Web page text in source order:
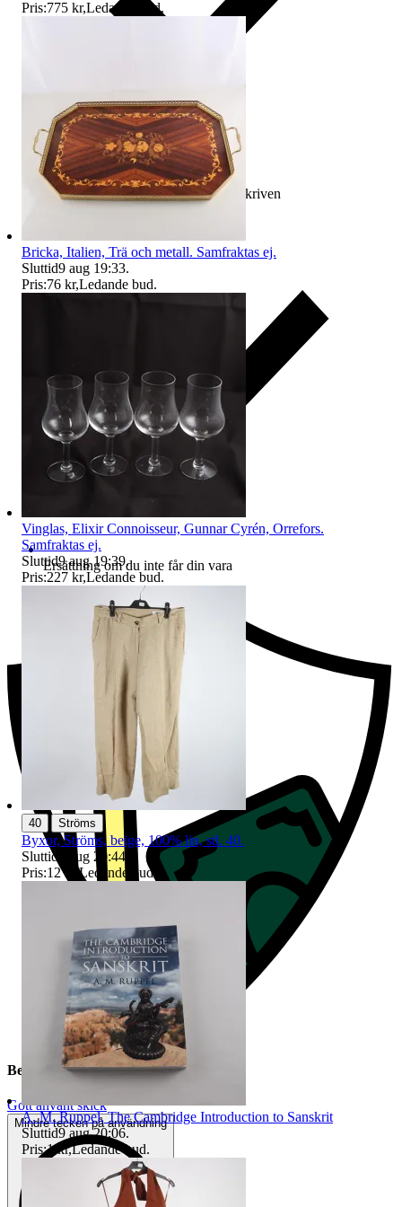
Ersättning om varan inte är som beskriven
Ersättning om du inte får din vara
Beskrivning
Gott använt skick
Mindre tecken på användning
Pris:775 kr,Ledande bud.
Bricka, Italien, Trä och metall. Samfraktas ej.
Sluttid9 aug 19:33.
Pris:76 kr,Ledande bud.
Vinglas, Elixir Connoisseur, Gunnar Cyrén, Orrefors.
Samfraktas ej.
Sluttid9 aug 19:39.
Pris:227 kr,Ledande bud.
40 Ströms
Byxor, Ströms, beige, 100% lin, stl. 40.
Sluttid
9 aug 20:44
Pris:12 kr ,Ledande bud
A. M. Ruppel, The Cambridge Introduction to Sanskrit
Sluttid9 aug 20:06.
Pris:1 kr,Ledande bud.